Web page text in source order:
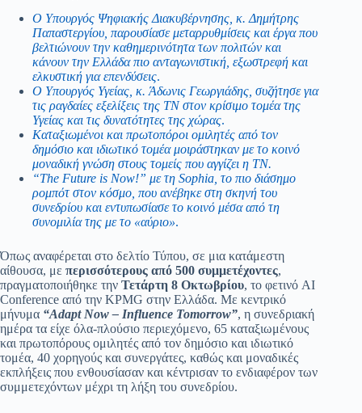
Ο Υπουργός Ψηφιακής Διακυβέρνησης, κ. Δημήτρης
Παπαστεργίου, παρουσίασε μεταρρυθμίσεις και έργα που
βελτιώνουν την καθημερινότητα των πολιτών και
κάνουν την Ελλάδα πιο ανταγωνιστική, εξωστρεφή και
ελκυστική για επενδύσεις.
Ο Υπουργός Υγείας, κ. Άδωνις Γεωργιάδης, συζήτησε για
τις ραγδαίες εξελίξεις της ΤΝ στον κρίσιμο τομέα της
Υγείας και τις δυνατότητες της χώρας.
Καταξιωμένοι και πρωτοπόροι ομιλητές από τον
δημόσιο και ιδιωτικό τομέα μοιράστηκαν με το κοινό
μοναδική γνώση στους τομείς που αγγίζει η ΤΝ.
“The Future is Now!” με τη Sophia, το πιο διάσημο
ρομπότ στον κόσμο, που ανέβηκε στη σκηνή του
συνεδρίου και εντυπωσίασε το κοινό μέσα από τη
συνομιλία της με το «αύριο».
Όπως αναφέρεται στο δελτίο Τύπου, σε μια κατάμεστη
αίθουσα, με περισσότερους από 500 συμμετέχοντες,
πραγματοποιήθηκε την Τετάρτη 8 Οκτωβρίου, το φετινό AI
Conference από την KPMG στην Ελλάδα. Με κεντρικό
μήνυμα “Adapt Now – Influence Tomorrow”, η συνεδριακή
ημέρα τα είχε όλα-πλούσιο περιεχόμενο, 65 καταξιωμένους
και πρωτοπόρους ομιλητές από τον δημόσιο και ιδιωτικό
τομέα, 40 χορηγούς και συνεργάτες, καθώς και μοναδικές
εκπλήξεις που ενθουσίασαν και κέντρισαν το ενδιαφέρον των
συμμετεχόντων μέχρι τη λήξη του συνεδρίου.